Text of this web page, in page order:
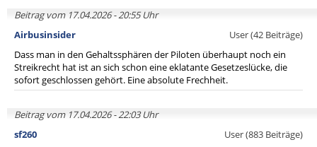
Beitrag vom 17.04.2026 - 20:55 Uhr
Airbusinsider
User (42 Beiträge)
Dass man in den Gehaltssphären der Piloten überhaupt noch ein
Streikrecht hat ist an sich schon eine eklatante Gesetzeslücke, die
sofort geschlossen gehört. Eine absolute Frechheit.
Beitrag vom 17.04.2026 - 22:03 Uhr
sf260
User (883 Beiträge)